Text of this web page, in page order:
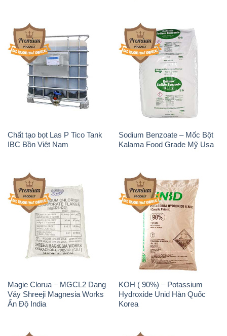
Chất tạo bọt Las P Tico Tank
IBC Bồn Việt Nam
Sodium Benzoate – Mốc Bột
Kalama Food Grade Mỹ Usa
Magie Clorua – MGCL2 Dạng
Vảy Shreeji Magnesia Works
Ấn Độ India
KOH ( 90%) – Potassium
Hydroxide Unid Hàn Quốc
Korea